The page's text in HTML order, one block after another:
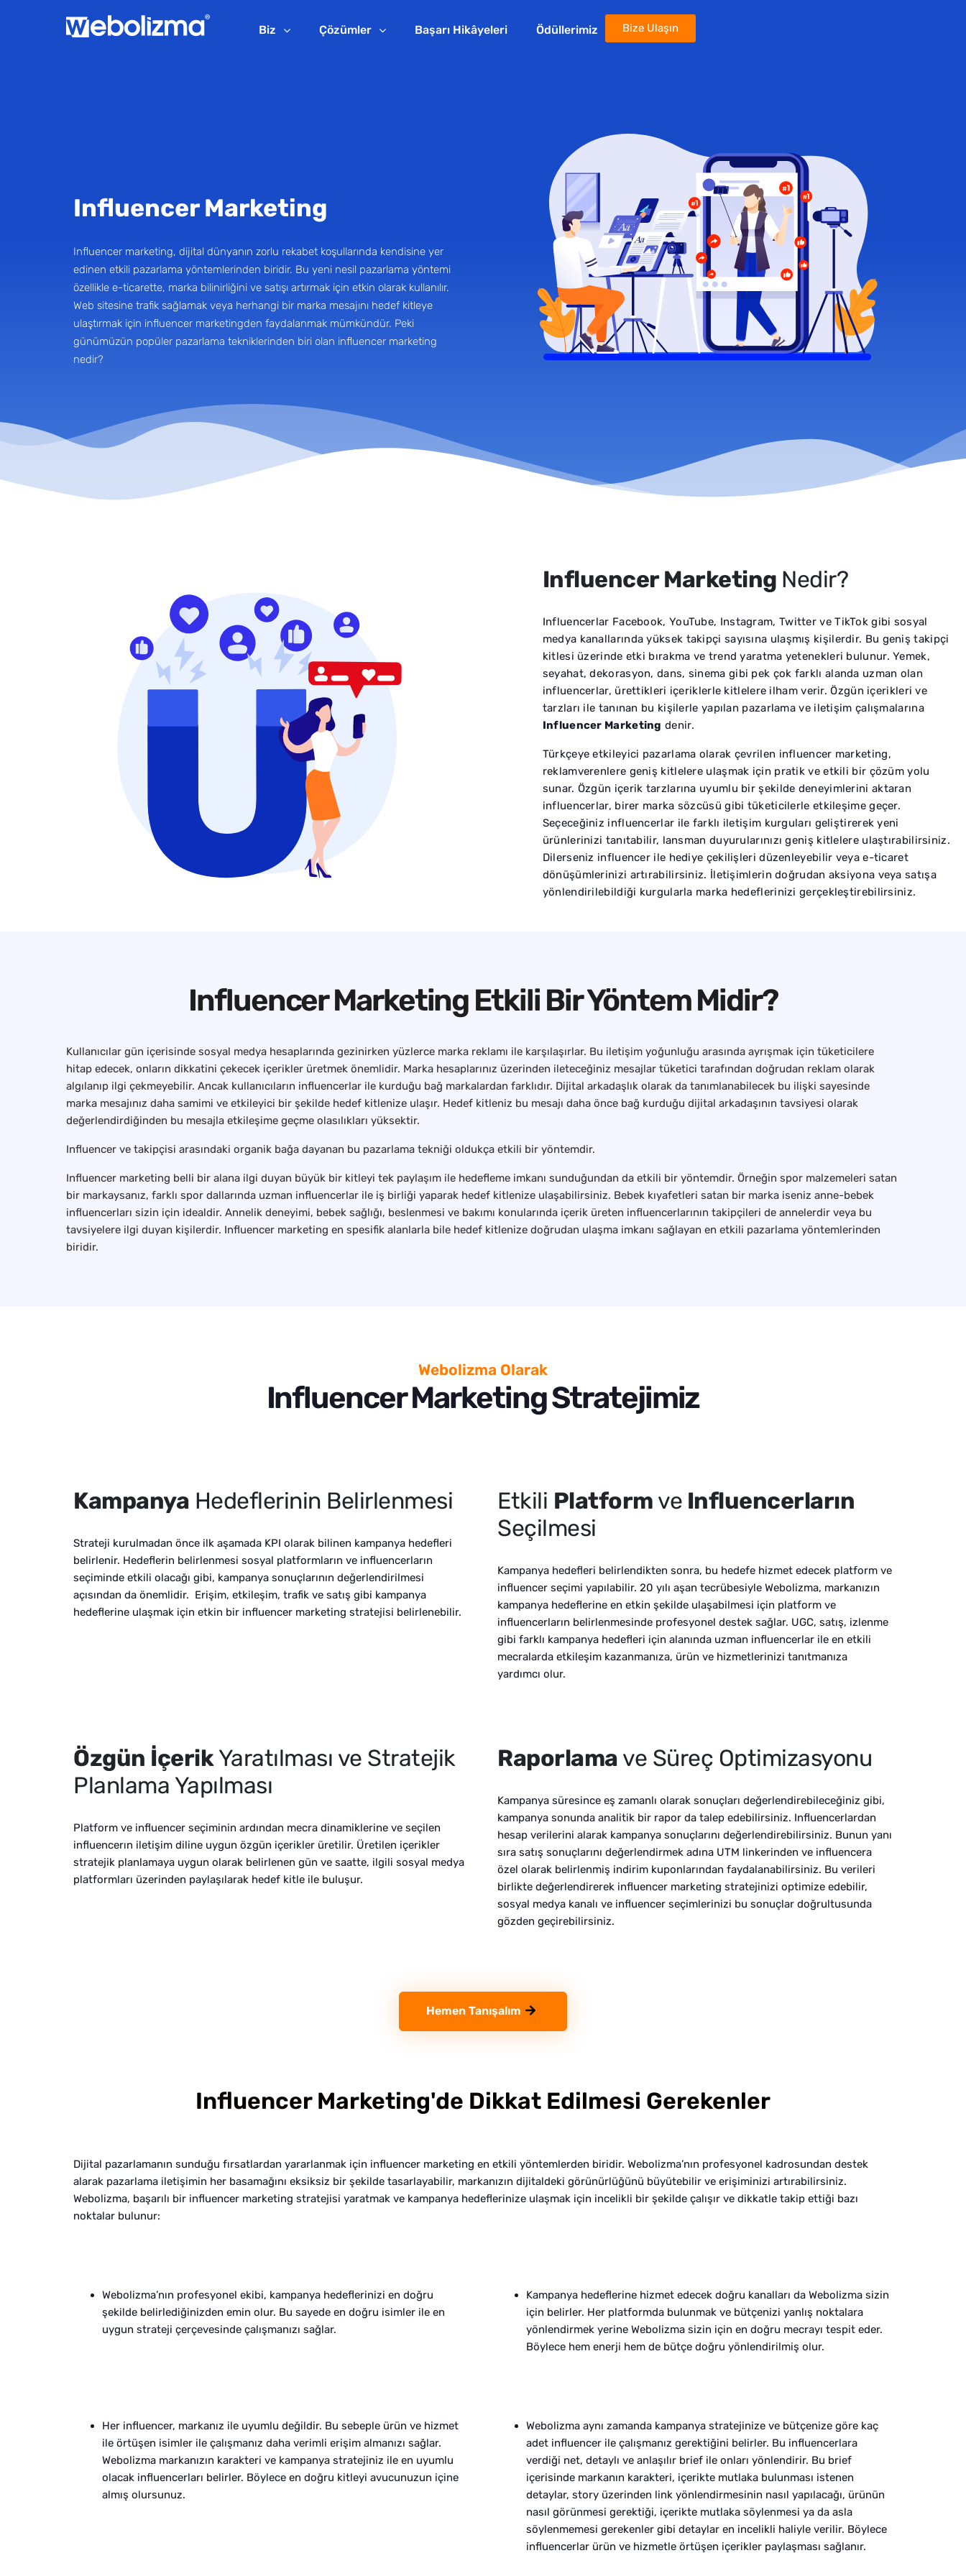
Biz Çözümler Başarı Hikâyeleri Ödüllerimiz Bize Ulaşın
Influencer Marketing
Influencer marketing, dijital dünyanın zorlu rekabet koşullarında kendisine yer
edinen etkili pazarlama yöntemlerinden biridir. Bu yeni nesil pazarlama yöntemi
özellikle e-ticarette, marka bilinirliğini ve satışı artırmak için etkin olarak kullanılır.
Web sitesine trafik sağlamak veya herhangi bir marka mesajını hedef kitleye
ulaştırmak için influencer marketingden faydalanmak mümkündür. Peki
günümüzün popüler pazarlama tekniklerinden biri olan influencer marketing
nedir?
Influencer Marketing Nedir?
Influencerlar Facebook, YouTube, Instagram, Twitter ve TikTok gibi sosyal
medya kanallarında yüksek takipçi sayısına ulaşmış kişilerdir. Bu geniş takipçi
kitlesi üzerinde etki bırakma ve trend yaratma yetenekleri bulunur. Yemek,
seyahat, dekorasyon, dans, sinema gibi pek çok farklı alanda uzman olan
influencerlar, ürettikleri içeriklerle kitlelere ilham verir. Özgün içerikleri ve
tarzları ile tanınan bu kişilerle yapılan pazarlama ve iletişim çalışmalarına
Influencer Marketing denir.
Türkçeye etkileyici pazarlama olarak çevrilen influencer marketing,
reklamverenlere geniş kitlelere ulaşmak için pratik ve etkili bir çözüm yolu
sunar. Özgün içerik tarzlarına uyumlu bir şekilde deneyimlerini aktaran
influencerlar, birer marka sözcüsü gibi tüketicilerle etkileşime geçer.
Seçeceğiniz influencerlar ile farklı iletişim kurguları geliştirerek yeni
ürünlerinizi tanıtabilir, lansman duyurularınızı geniş kitlelere ulaştırabilirsiniz.
Dilerseniz influencer ile hediye çekilişleri düzenleyebilir veya e-ticaret
dönüşümlerinizi artırabilirsiniz. İletişimlerin doğrudan aksiyona veya satışa
yönlendirilebildiği kurgularla marka hedeflerinizi gerçekleştirebilirsiniz.
Influencer Marketing Etkili Bir Yöntem Midir?
Kullanıcılar gün içerisinde sosyal medya hesaplarında gezinirken yüzlerce marka reklamı ile karşılaşırlar. Bu iletişim yoğunluğu arasında ayrışmak için tüketicilere
hitap edecek, onların dikkatini çekecek içerikler üretmek önemlidir. Marka hesaplarınız üzerinden ileteceğiniz mesajlar tüketici tarafından doğrudan reklam olarak
algılanıp ilgi çekmeyebilir. Ancak kullanıcıların influencerlar ile kurduğu bağ markalardan farklıdır. Dijital arkadaşlık olarak da tanımlanabilecek bu ilişki sayesinde
marka mesajınız daha samimi ve etkileyici bir şekilde hedef kitlenize ulaşır. Hedef kitleniz bu mesajı daha önce bağ kurduğu dijital arkadaşının tavsiyesi olarak
değerlendirdiğinden bu mesajla etkileşime geçme olasılıkları yüksektir.
Influencer ve takipçisi arasındaki organik bağa dayanan bu pazarlama tekniği oldukça etkili bir yöntemdir.
Influencer marketing belli bir alana ilgi duyan büyük bir kitleyi tek paylaşım ile hedefleme imkanı sunduğundan da etkili bir yöntemdir. Örneğin spor malzemeleri satan
bir markaysanız, farklı spor dallarında uzman influencerlar ile iş birliği yaparak hedef kitlenize ulaşabilirsiniz. Bebek kıyafetleri satan bir marka iseniz anne-bebek
influencerları sizin için idealdir. Annelik deneyimi, bebek sağlığı, beslenmesi ve bakımı konularında içerik üreten influencerlarının takipçileri de annelerdir veya bu
tavsiyelere ilgi duyan kişilerdir. Influencer marketing en spesifik alanlarla bile hedef kitlenize doğrudan ulaşma imkanı sağlayan en etkili pazarlama yöntemlerinden
biridir.
Webolizma Olarak
Influencer Marketing Stratejimiz
Kampanya Hedeflerinin Belirlenmesi
Strateji kurulmadan önce ilk aşamada KPI olarak bilinen kampanya hedefleri
belirlenir. Hedeflerin belirlenmesi sosyal platformların ve influencerların
seçiminde etkili olacağı gibi, kampanya sonuçlarının değerlendirilmesi
açısından da önemlidir. Erişim, etkileşim, trafik ve satış gibi kampanya
hedeflerine ulaşmak için etkin bir influencer marketing stratejisi belirlenebilir.
Etkili Platform ve Influencerların
Seçilmesi
Kampanya hedefleri belirlendikten sonra, bu hedefe hizmet edecek platform ve
influencer seçimi yapılabilir. 20 yılı aşan tecrübesiyle Webolizma, markanızın
kampanya hedeflerine en etkin şekilde ulaşabilmesi için platform ve
influencerların belirlenmesinde profesyonel destek sağlar. UGC, satış, izlenme
gibi farklı kampanya hedefleri için alanında uzman influencerlar ile en etkili
mecralarda etkileşim kazanmanıza, ürün ve hizmetlerinizi tanıtmanıza
yardımcı olur.
Özgün İçerikYaratılması ve Stratejik
Planlama Yapılması
Platform ve influencer seçiminin ardından mecra dinamiklerine ve seçilen
influencerın iletişim diline uygun özgün içerikler üretilir. Üretilen içerikler
stratejik planlamaya uygun olarak belirlenen gün ve saatte, ilgili sosyal medya
platformları üzerinden paylaşılarak hedef kitle ile buluşur.
Raporlama ve Süreç Optimizasyonu
Kampanya süresince eş zamanlı olarak sonuçları değerlendirebileceğiniz gibi,
kampanya sonunda analitik bir rapor da talep edebilirsiniz. Influencerlardan
hesap verilerini alarak kampanya sonuçlarını değerlendirebilirsiniz. Bunun yanı
sıra satış sonuçlarını değerlendirmek adına UTM linkerinden ve influencera
özel olarak belirlenmiş indirim kuponlarından faydalanabilirsiniz. Bu verileri
birlikte değerlendirerek influencer marketing stratejinizi optimize edebilir,
sosyal medya kanalı ve influencer seçimlerinizi bu sonuçlar doğrultusunda
gözden geçirebilirsiniz.
Hemen Tanışalım
Influencer Marketing'de Dikkat Edilmesi Gerekenler
Dijital pazarlamanın sunduğu fırsatlardan yararlanmak için influencer marketing en etkili yöntemlerden biridir. Webolizma’nın profesyonel kadrosundan destek
alarak pazarlama iletişimin her basamağını eksiksiz bir şekilde tasarlayabilir, markanızın dijitaldeki görünürlüğünü büyütebilir ve erişiminizi artırabilirsiniz.
Webolizma, başarılı bir influencer marketing stratejisi yaratmak ve kampanya hedeflerinize ulaşmak için incelikli bir şekilde çalışır ve dikkatle takip ettiği bazı
noktalar bulunur:
Webolizma’nın profesyonel ekibi, kampanya hedeflerinizi en doğru
şekilde belirlediğinizden emin olur. Bu sayede en doğru isimler ile en
uygun strateji çerçevesinde çalışmanızı sağlar.
Kampanya hedeflerine hizmet edecek doğru kanalları da Webolizma sizin
için belirler. Her platformda bulunmak ve bütçenizi yanlış noktalara
yönlendirmek yerine Webolizma sizin için en doğru mecrayı tespit eder.
Böylece hem enerji hem de bütçe doğru yönlendirilmiş olur.
Her influencer, markanız ile uyumlu değildir. Bu sebeple ürün ve hizmet
ile örtüşen isimler ile çalışmanız daha verimli erişim almanızı sağlar.
Webolizma markanızın karakteri ve kampanya stratejiniz ile en uyumlu
olacak influencerları belirler. Böylece en doğru kitleyi avucunuzun içine
almış olursunuz.
Webolizma aynı zamanda kampanya stratejinize ve bütçenize göre kaç
adet influencer ile çalışmanız gerektiğini belirler. Bu influencerlara
verdiği net, detaylı ve anlaşılır brief ile onları yönlendirir. Bu brief
içerisinde markanın karakteri, içerikte mutlaka bulunması istenen
detaylar, story üzerinden link yönlendirmesinin nasıl yapılacağı, ürünün
nasıl görünmesi gerektiği, içerikte mutlaka söylenmesi ya da asla
söylenmemesi gerekenler gibi detaylar en incelikli haliyle verilir. Böylece
influencerlar ürün ve hizmetle örtüşen içerikler paylaşması sağlanır.